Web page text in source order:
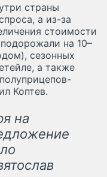
страны
а из-за
стоимости
на 10–
сезонных
а также
Коптев.
на